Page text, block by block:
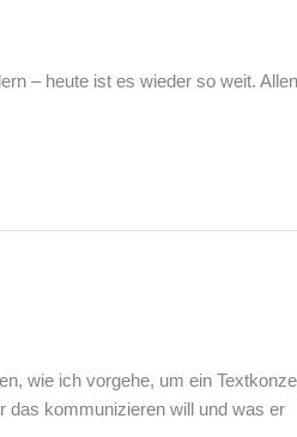
– heute ist es wieder so weit.
wie ich vorgehe, um ein
das kommunizieren will und was er